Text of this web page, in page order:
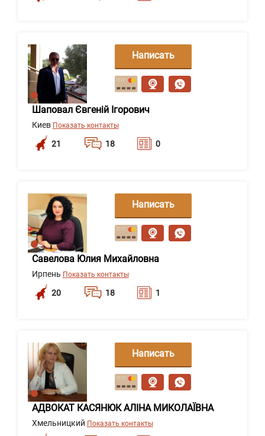
Шаповал Євгеній Ігорович
Киев Показать контакты
21 18 0
Написать
сообщение
Савелова Юлия Михайловна
Ирпень Показать контакты
20 18 1
Написать
сообщение
АДВОКАТ КАСЯНЮК АЛІНА МИКОЛАЇВНА
Хмельницкий Показать контакты
Написать
сообщение